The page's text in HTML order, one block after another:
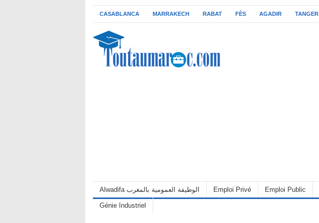
CASABLANCA MARRAKECH RABAT FÈS AGADIR TANGER
Alwadifa الوظيفة العمومية بالمغرب Emploi Privé Emploi Public
Génie Industriel